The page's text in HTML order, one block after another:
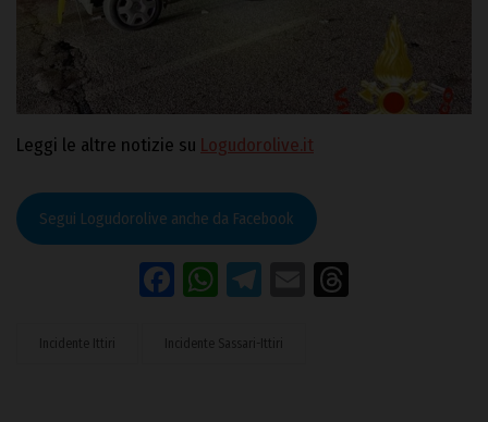
Leggi le altre notizie su Logudorolive.it
Segui Logudorolive anche da Facebook
Facebook
WhatsApp
Telegram
Email
Incidente Ittiri Incidente Sassari-Ittiri